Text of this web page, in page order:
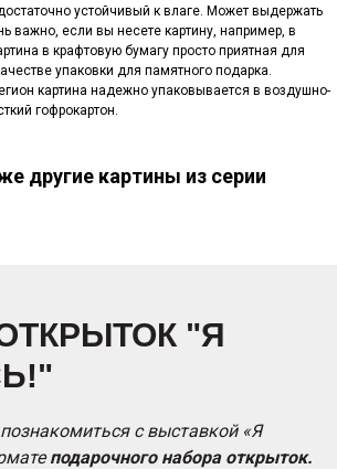
устойчивый к влаге. Может выдержать
важно, если вы несете картину, например, в
в крафтовую бумагу просто приятная для
упаковки для памятного подарка.
картина надежно упаковывается в воздушно-
гофрокартон.
другие картины из серии
"Я
с выставкой «Я
подарочного набора открыток.